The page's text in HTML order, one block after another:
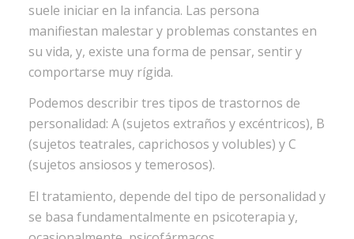
suele iniciar en la infancia. Las persona
manifiestan malestar y problemas constantes en
su vida, y, existe una forma de pensar, sentir y
comportarse muy rígida.
Podemos describir tres tipos de trastornos de
personalidad: A (sujetos extraños y excéntricos), B
(sujetos teatrales, caprichosos y volubles) y C
(sujetos ansiosos y temerosos).
El tratamiento, depende del tipo de personalidad y
se basa fundamentalmente en psicoterapia y,